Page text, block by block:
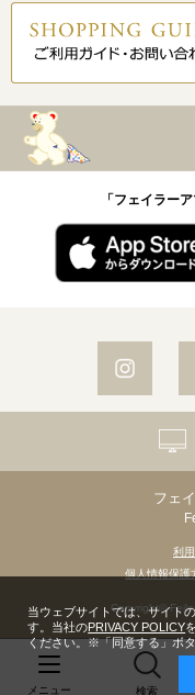
「フェイラー
フェ
利
個人情報保護
Copyright©
メニュー 検索
当ウェブサイトでは、サイト
す。当社のPRIVACY POLICY
ください。※「同意する」ボ